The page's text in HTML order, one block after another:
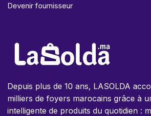
Devenir fournisseur
Depuis plus de 10 ans, LASOLDA
milliers de foyers marocains grâce à
intelligente de produits du quotidien :